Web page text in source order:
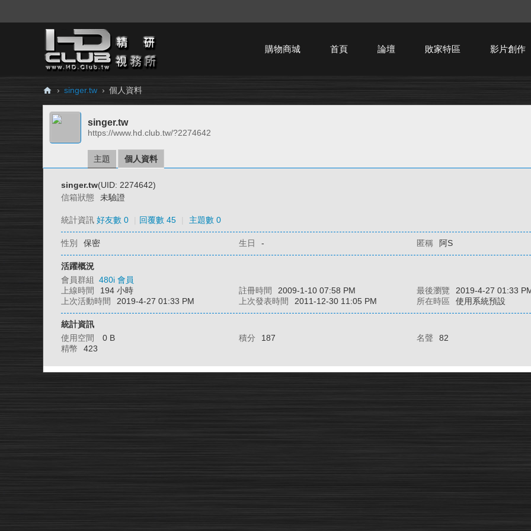
購物商城 首頁 論壇 敗家特區 影片創作
H
Cl
› singer.tw › 個人資料
singer.tw
https://www.hd.club.tw/?2274642
主題 個人資料
singer.tw(UID: 2274642)
信箱狀態
未驗證
統計資訊 好友數 0 回覆數 45 主題數 0
性別 保密 生日 - 匿稱 阿S
活躍概況
會員群組 480i 會員
上線時間
194 小時 註冊時間 2009-1-10 07:58 PM 最後瀏覽
2019-4-27 01:33
上次活動時間
2019-4-27 01:33 PM 上次發表時間 2011-12-30 11:05 PM 所在時區 使用系統預設
統計資訊
使用空間
0 B 積分 187 名聲
82
精幣
423